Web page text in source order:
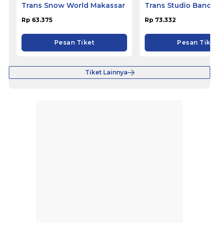
Trans Snow World Makassar
Rp 63.375
Pesan Tiket
Trans Studio
Rp 73.332
Pesan Tiket
Tiket Lainnya